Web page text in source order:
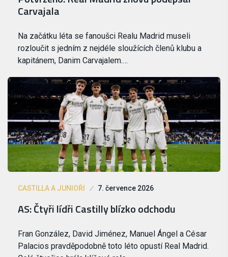
Carvajala
Na začátku léta se fanoušci Realu Madrid museli
rozloučit s jedním z nejdéle sloužících členů klubu a
kapitánem, Danim Carvajalem.…
CASTILLA A JUNIOŘI 7. července 2026
AS: Čtyři lídři Castilly blízko odchodu
Fran González, David Jiménez, Manuel Ángel a César
Palacios pravděpodobně toto léto opustí Real Madrid.